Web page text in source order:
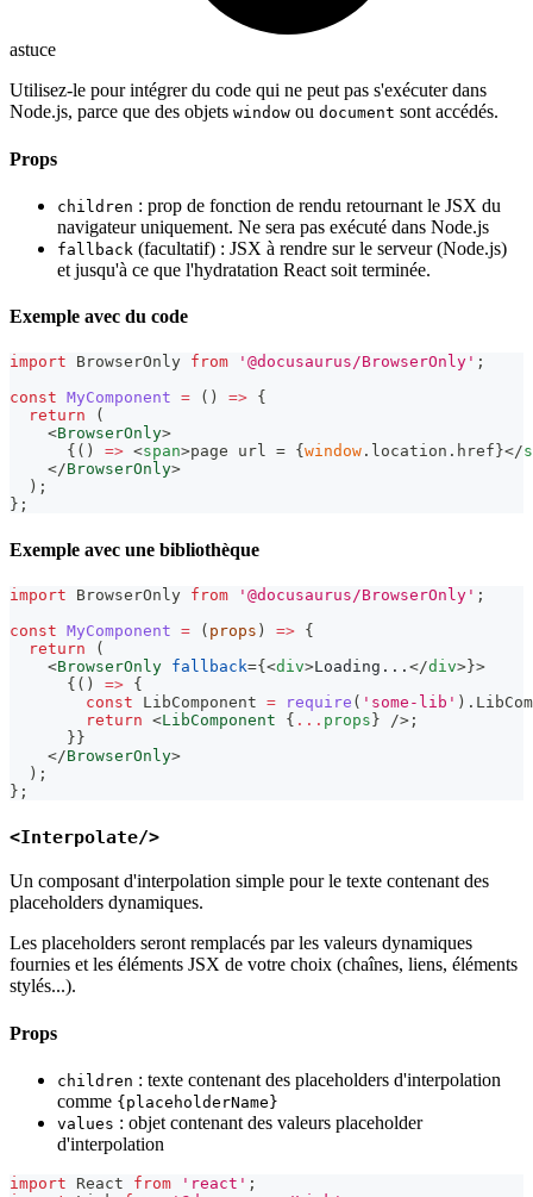
astuce
Utilisez-le pour intégrer du code qui ne peut pas s'exécuter dans
Node.js, parce que des objets window ou document sont accédés.
Props
children : prop de fonction de rendu retournant le JSX du
navigateur uniquement. Ne sera pas exécuté dans Node.js
fallback (facultatif) : JSX à rendre sur le serveur (Node.js)
et jusqu'à ce que l'hydratation React soit terminée.
Exemple avec du code
import BrowserOnly from '@docusaurus/BrowserOnly' ;
const MyComponent = ( ) => {
return
(
<BrowserOnly>
{ ( ) => <span>page url = { window . location . href }</
</BrowserOnly>
) ;
} ;
Exemple avec une bibliothèque
import BrowserOnly from '@docusaurus/BrowserOnly' ;
const MyComponent = ( props ) => {
return
(
<BrowserOnly fallback={ <div>Loading... </div> }>
{ ( ) => {
const
LibComponent = require ( 'some-lib' ) .
return <LibComponent { ... props } /> ;
} }
</BrowserOnly>
) ;
} ;
<Interpolate/>
Un composant d'interpolation simple pour le texte contenant des
placeholders dynamiques.
Les placeholders seront remplacés par les valeurs dynamiques
fournies et les éléments JSX de votre choix (chaînes, liens, éléments
stylés...).
Props
children : texte contenant des placeholders d'interpolation
comme {placeholderName}
values : objet contenant des valeurs placeholder
d'interpolation
import React from 'react' ;